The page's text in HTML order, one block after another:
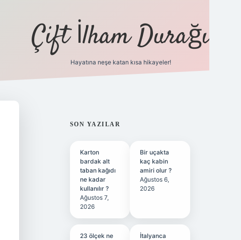
Çift İlham Durağı
Hayatına neşe katan kısa hikayeler!
SIDEBAR
SON YAZILAR
Karton
bardak alt
taban kağıdı
ne kadar
kullanılır ?
Ağustos 7,
2026
Bir uçakta
kaç kabin
amiri olur ?
Ağustos 6,
2026
23 ölçek ne
İtalyanca